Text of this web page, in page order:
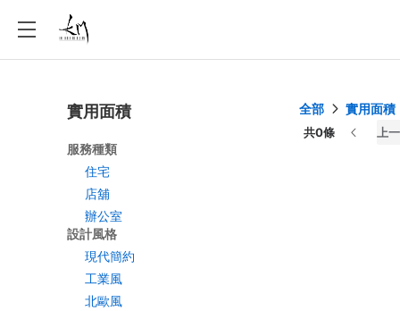
實用面積
服務種類
住宅
店舖
辦公室
設計風格
現代簡約
工業風
北歐風
全部 實用面積
共0條 上